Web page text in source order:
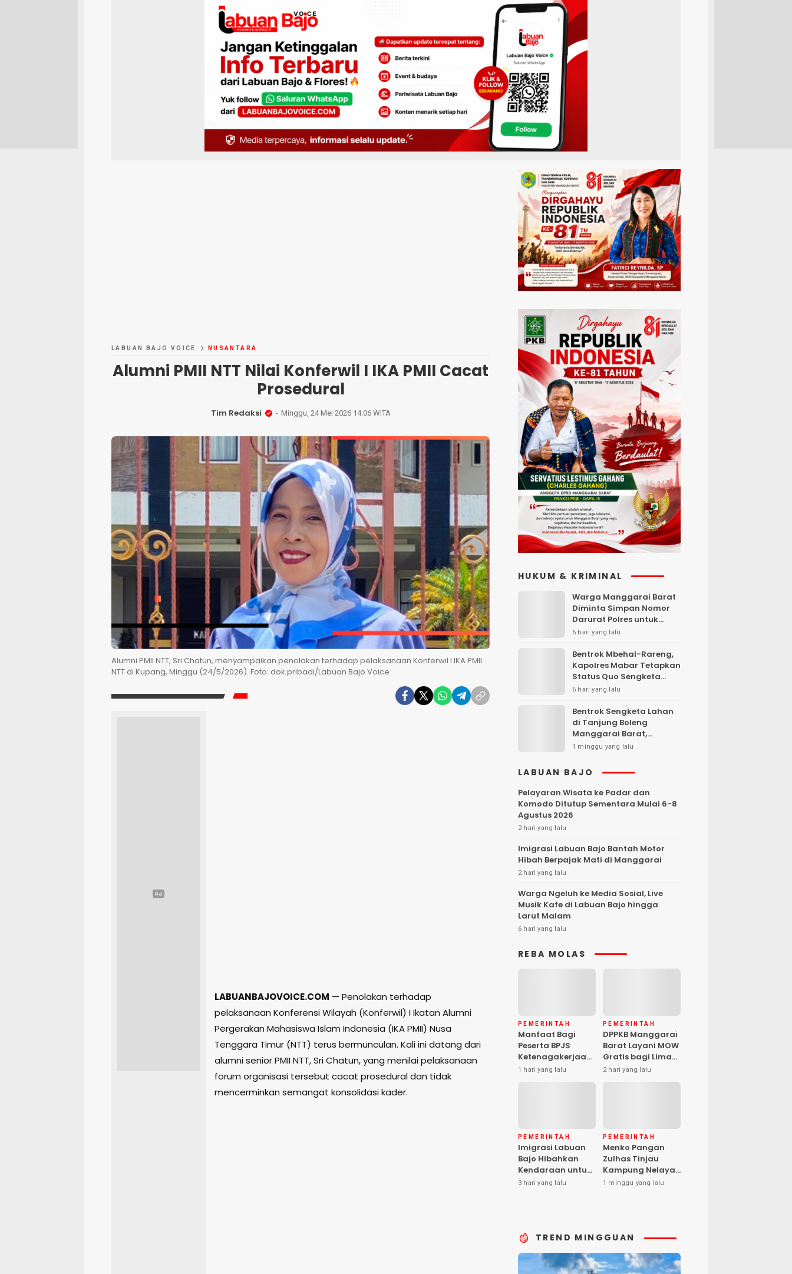
LABUAN BAJO VOICE NUSANTARA
Alumni PMII NTT Nilai Konferwil I IKA PMII Cacat
Prosedural
Tim Redaksi Minggu, 24 Mei 2026 14:06 WITA
Alumni PMII NTT, Sri Chatun, menyampaikan penolakan terhadap pelaksanaan Konferwil I IKA PMII
NTT di Kupang, Minggu (24/5/2026). Foto: dok.pribadi/Labuan Bajo Voice
LABUANBAJOVOICE.COM — Penolakan terhadap
pelaksanaan Konferensi Wilayah (Konferwil) I Ikatan Alumni
Pergerakan Mahasiswa Islam Indonesia (IKA PMII) Nusa
Tenggara Timur (NTT) terus bermunculan. Kali ini datang dari
alumni senior PMII NTT, Sri Chatun, yang menilai pelaksanaan
forum organisasi tersebut cacat prosedural dan tidak
mencerminkan semangat konsolidasi kader.
HUKUM & KRIMINAL
Warga Manggarai Barat
Diminta Simpan Nomor
Darurat Polres untuk
Laporan Kamtibmas
6 hari yang lalu
Bentrok Mbehal-Rareng,
Kapolres Mabar Tetapkan
Status Quo Sengketa
Lengkong Warang
6 hari yang lalu
Bentrok Sengketa Lahan
di Tanjung Boleng
Manggarai Barat,
Kendaraan Dibakar
1 minggu yang lalu
LABUAN BAJO
Pelayaran Wisata ke Padar dan
Komodo Ditutup Sementara Mulai 6-8
Agustus 2026
2 hari yang lalu
Imigrasi Labuan Bajo Bantah Motor
Hibah Berpajak Mati di Manggarai
2 hari yang lalu
Warga Ngeluh ke Media Sosial, Live
Musik Kafe di Labuan Bajo hingga
Larut Malam
6 hari yang lalu
REBA MOLAS
PEMERINTAH
Manfaat Bagi
Peserta BPJS
Ketenagakerjaan
Dapat Santunan
Kematian hingga
1 hari yang lalu
PEMERINTAH
DPPKB Manggarai
Barat Layani MOW
Gratis bagi Lima
Peserta, Biaya
2 hari yang lalu
PEMERINTAH
Imigrasi Labuan
Bajo Hibahkan
Kendaraan untuk
Lima Desa Cegah
3 hari yang lalu
PEMERINTAH
Menko Pangan
Zulhas Tinjau
Kampung Nelayan
Modern Warloka,
1 minggu yang lalu
TREND MINGGUAN